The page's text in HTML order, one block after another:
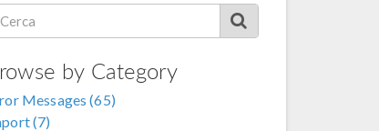
by Category
Messages (65)
(7)